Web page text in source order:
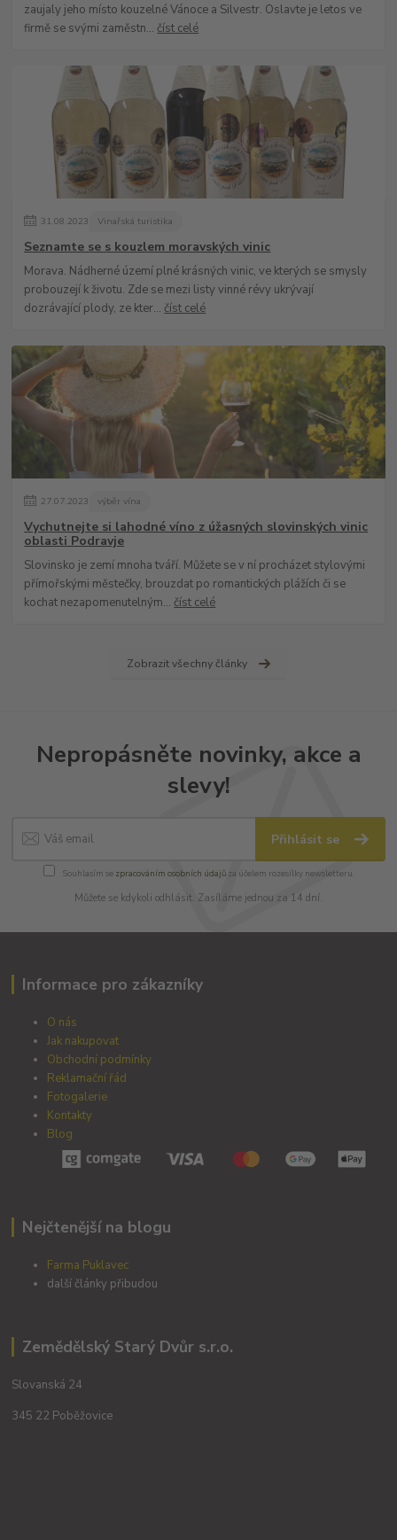
zaujaly jeho místo kouzelné Vánoce a Silvestr. Oslavte je letos ve
firmě se svými zaměstn... číst celé
31.08.2023 Vinařská turistika
Seznamte se s kouzlem moravských vinic
Morava. Nádherné území plné krásných vinic, ve kterých se smysly
probouzejí k životu. Zde se mezi listy vinné révy ukrývají
dozrávající plody, ze kter... číst celé
27.07.2023 výběr vína
Vychutnejte si lahodné víno z úžasných slovinských vinic
oblasti Podravje
Slovinsko je zemí mnoha tváří. Můžete se v ní procházet stylovými
přímořskými městečky, brouzdat po romantických plážích či se
kochat nezapomenutelným... číst celé
Zobrazit všechny články
Nepropásněte novinky, akce a
slevy!
Přihlásit se
Souhlasím se zpracováním osobních údajůza účelem rozesílky newsletteru.
Můžete se kdykoli odhlásit. Zasíláme jednou za 14 dní.
Informace pro zákazníky
O nás
Jak nakupovat
Obchodní podmínky
Reklamační řád
Fotogalerie
Kontakty
Blog
Nejčtenější na blogu
Farma Puklavec
další články přibudou
Zemědělský Starý Dvůr s.r.o.
Slovanská 24
345 22 Poběžovice